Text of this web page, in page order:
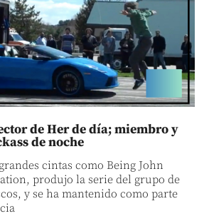
de Her de día; miembro y
de noche
cintas como Being John
produjo la serie del grupo de
y se ha mantenido como parte